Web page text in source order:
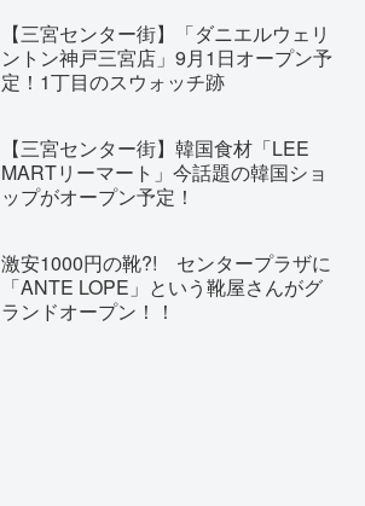
【三宮センター街】「ダニエルウェリ
ントン神戸三宮店」9月1日オープン予
定！1丁目のスウォッチ跡
【三宮センター街】韓国食材「LEE
MARTリーマート」今話題の韓国ショ
ップがオープン予定！
激安1000円の靴?! センタープラザに
「ANTE LOPE」という靴屋さんがグ
ランドオープン！！